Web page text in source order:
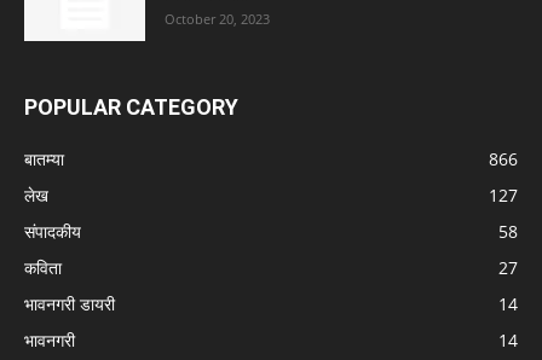
October 20, 2023
POPULAR CATEGORY
बातम्या
866
लेख
127
संपादकीय
58
कविता
27
भावनगरी डायरी
14
भावनगरी
14